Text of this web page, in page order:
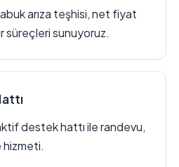
arıza teşhisi, net fiyat
süreçleri sunuyoruz.
destek hattı ile randevu,
hizmeti.